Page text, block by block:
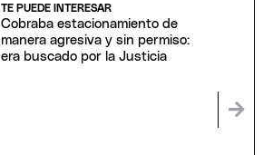
TE PUEDE INTERESAR
Cobraba estacionamiento de
manera agresiva y sin permiso:
era buscado por la Justicia